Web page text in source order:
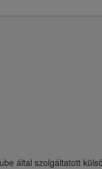
által szolgáltatott